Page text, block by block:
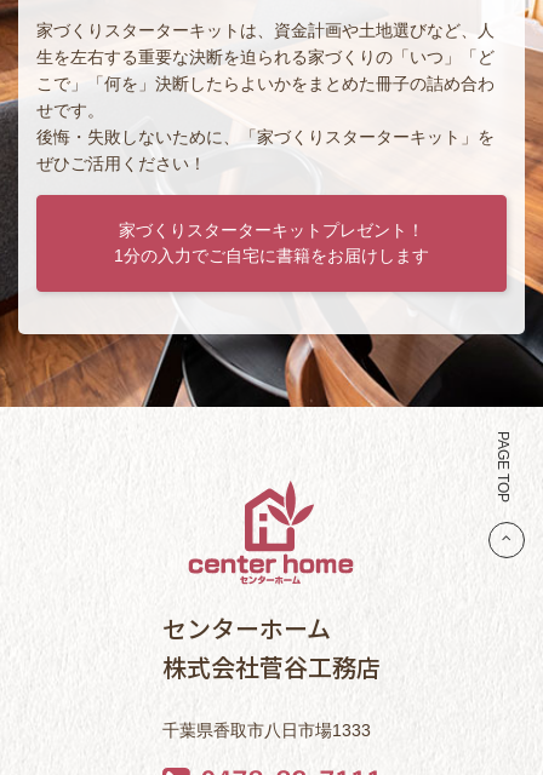
家づくりスターターキットは、資金計画や土地選びなど、人
生を左右する重要な決断を迫られる家づくりの「いつ」「ど
こで」「何を」決断したらよいかをまとめた冊子の詰め合わ
せです。
後悔・失敗しないために、「家づくりスターターキット」を
ぜひご活用ください！
家づくりスターターキットプレゼント！
1分の入力でご自宅に書籍をお届けします
PAGE TOP
センターホーム
株式会社菅谷工務店
千葉県香取市八日市場1333